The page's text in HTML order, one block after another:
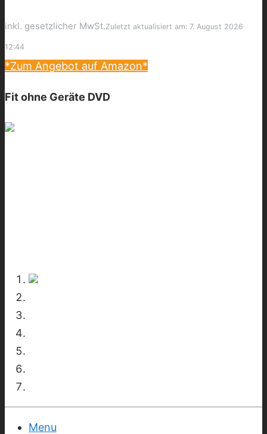
inkl. gesetzlicher MwSt.Zuletzt aktualisiert am: 7. August 2026
12:44
*Zum Angebot auf Amazon*
Fit ohne Geräte DVD
Menu